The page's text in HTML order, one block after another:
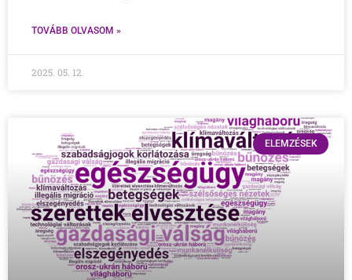
TOVÁBB OLVASOM »
2025. 05. 12.
ELEMZÉSEK